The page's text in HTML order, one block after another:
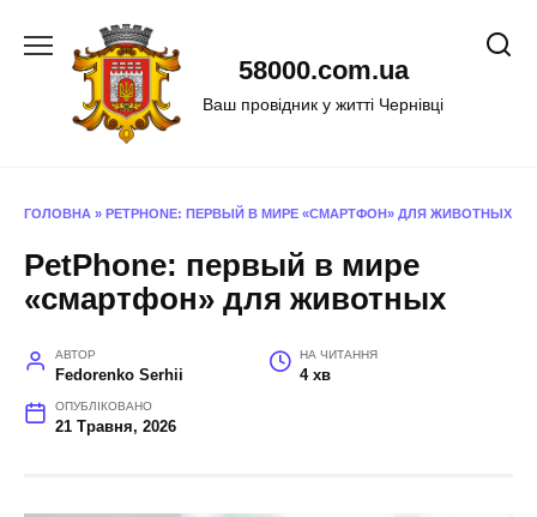
58000.com.ua
Ваш провідник у житті Чернівці
ГОЛОВНА » PETPHONE: ПЕРВЫЙ В МИРЕ «СМАРТФОН» ДЛЯ ЖИВОТНЫХ
PetPhone: первый в мире
«смартфон» для животных
АВТОР
Fedorenko Serhii
НА ЧИТАННЯ
4 хв
ОПУБЛІКОВАНО
21 Травня, 2026